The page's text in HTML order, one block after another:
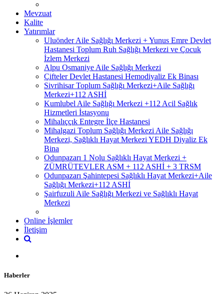
Mevzuat
Kalite
Yatırımlar
Uluönder Aile Sağlığı Merkezi + Yunus Emre Devlet
Hastanesi Toplum Ruh Sağlığı Merkezi ve Çocuk
İzlem Merkezi
Alpu Osmaniye Aile Sağlığı Merkezi
Çifteler Devlet Hastanesi Hemodiyaliz Ek Binası
Sivrihisar Toplum Sağlığı Merkezi+Aile Sağlığı
Merkezi+112 ASHİ
Kumlubel Aile Sağlığı Merkezi +112 Acil Sağlık
Hizmetleri İstasyonu
Mihalıççık Entegre İlçe Hastanesi
Mihalgazi Toplum Sağlığı Merkezi Aile Sağlığı
Merkezi, Sağlıklı Hayat Merkezi YEDH Diyaliz Ek
Bina
Odunpazarı 1 Nolu Sağlıklı Hayat Merkezi +
ZÜMRÜTEVLER ASM + 112 ASHİ + 3 TRSM
Odunpazarı Şahintepesi Sağlıklı Hayat Merkezi+Aile
Sağlığı Merkezi+112 ASHİ
Şairfuzuli Aile Sağlığı Merkezi ve Sağlıklı Hayat
Merkezi
Online İşlemler
İletişim
Haberler